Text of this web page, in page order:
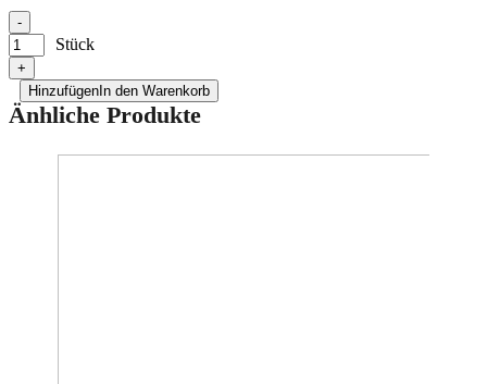
-
Stück
+
HinzufügenIn den Warenkorb
Änhliche Produkte